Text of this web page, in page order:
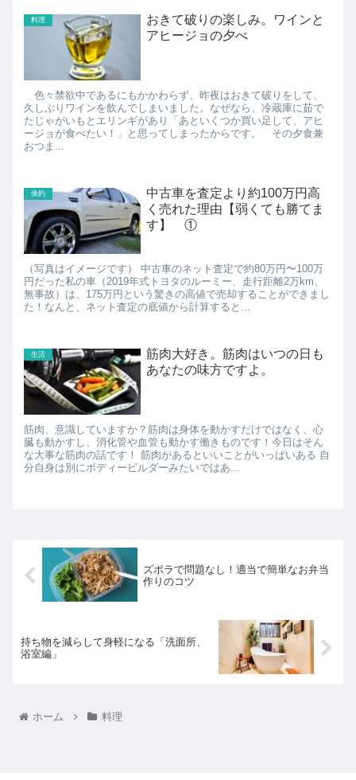
料理
おきて破りの楽しみ。ワインと
アヒージョの夕べ
色々禁欲中であるにもかかわらず、昨夜はおきて破りをして、
久しぶりワインを飲んでしまいました。なぜなら、冷蔵庫に茹で
たじゃがいもとエリンギがあり「あといくつか買い足して、アヒ
ージョが食べたい！」と思ってしまったからです。 その夕食兼
おつま...
倹約
中古車を査定より約100万円高
く売れた理由【弱くても勝てま
す】 ①
（写真はイメージです） 中古車のネット査定で約80万円〜100万
円だった私の車（2019年式トヨタのルーミー、走行距離2万km、
無事故）は、175万円という驚きの高値で売却することができまし
た！なんと、ネット査定の底値から計算すると...
生活
筋肉大好き。筋肉はいつの日も
あなたの味方ですよ。
筋肉、意識していますか？筋肉は身体を動かすだけではなく、心
臓も動かすし、消化管や血管も動かす働きものです！今日はそん
な大事な筋肉の話です！ 筋肉があるといいことがいっぱいある 自
分自身は別にボディービルダーみたいではあ...
ズボラで問題なし！適当で簡単なお弁当
作りのコツ
持ち物を減らして身軽になる「洗面所、
浴室編」
ホーム 料理